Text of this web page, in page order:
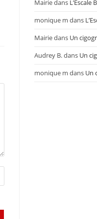
Mairiedans L’Escale
monique m dans
Mairiedans Un
Audrey B.dans Un
monique m dans Un